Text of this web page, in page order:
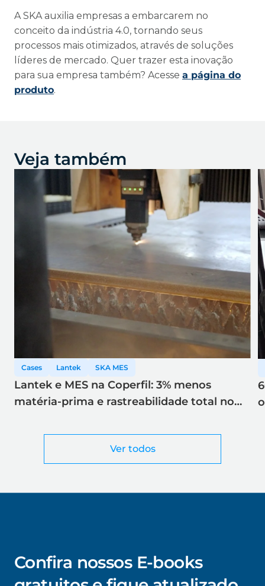
A SKA auxilia empresas a embarcarem no
conceito da indústria 4.0, tornando seus
processos mais otimizados, através de soluções
líderes de mercado. Quer trazer esta inovação
para sua empresa também? Acesse a página do
produto.
Veja também
Ver todos
Cases Lantek SKA MES
Lantek e MES na Coperfil: 3% menos
matéria-prima e rastreabilidade total no
Confira nossos E-books